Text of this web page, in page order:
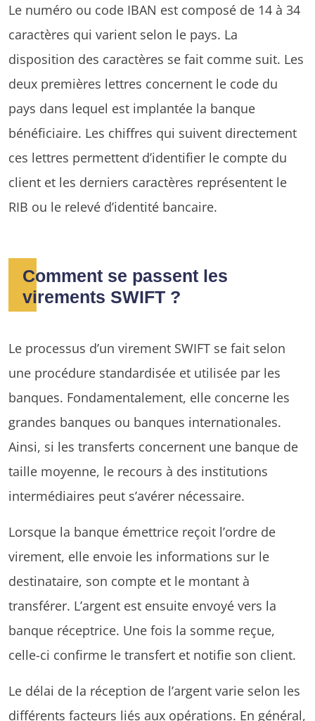
Le numéro ou code IBAN est composé de 14 à 34
caractères qui varient selon le pays. La
disposition des caractères se fait comme suit. Les
deux premières lettres concernent le code du
pays dans lequel est implantée la banque
bénéficiaire. Les chiffres qui suivent directement
ces lettres permettent d’identifier le compte du
client et les derniers caractères représentent le
RIB ou le relevé d’identité bancaire.
Comment se passent les
virements SWIFT ?
Le processus d’un virement SWIFT se fait selon
une procédure standardisée et utilisée par les
banques. Fondamentalement, elle concerne les
grandes banques ou banques internationales.
Ainsi, si les transferts concernent une banque de
taille moyenne, le recours à des institutions
intermédiaires peut s’avérer nécessaire.
Lorsque la banque émettrice reçoit l’ordre de
virement, elle envoie les informations sur le
destinataire, son compte et le montant à
transférer. L’argent est ensuite envoyé vers la
banque réceptrice. Une fois la somme reçue,
celle-ci confirme le transfert et notifie son client.
Le délai de la réception de l’argent varie selon les
différents facteurs liés aux opérations. En général,